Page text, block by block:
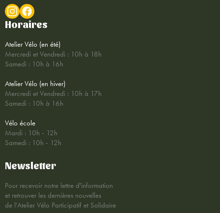
Horaires
Atelier Vélo (en été)
Mercredi et Vendredi : 10h à 18h
Samedi : 10h à 16h
Atelier Vélo (en hiver)
Mercredi et Vendredi : 10h à 17h
Samedi : 10h à 16h
Vélo école
Mardi : 10h - 12h
Samedi : 10h - 12h
Newsletter
Pour recevoir notre lettre d'information
et retrouver les dernières nouvelles
de l'Atelier Vélo Participatif et Solidaire